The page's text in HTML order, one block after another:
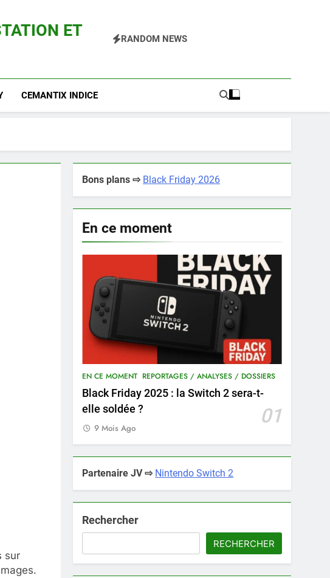
ET
RANDOM NEWS
CEMANTIX INDICE
sur
Bons plans ⇨ Black Friday 2026
En ce moment
EN CE MOMENT REPORTAGES / ANALYSES / DOSSIERS
Black Friday 2025 : la Switch 2 sera-t-
elle soldée ?
01
9 Mois Ago
Partenaire JV ⇨ Nintendo Switch 2
Rechercher
RECHERCHER